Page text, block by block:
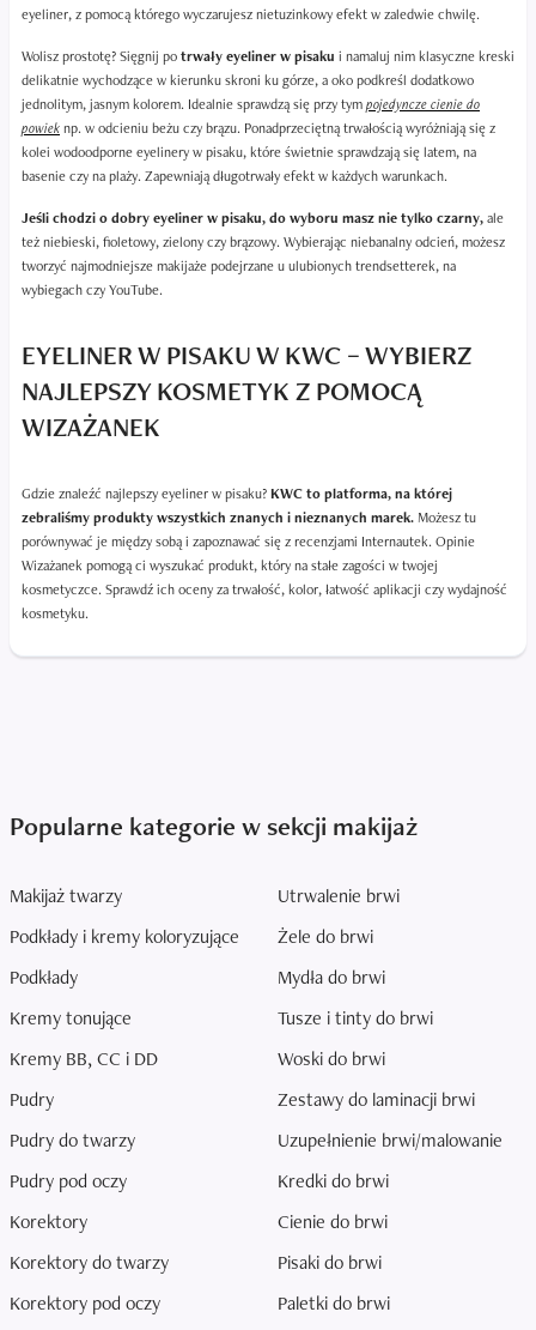
eyeliner, z pomocą którego wyczarujesz nietuzinkowy efekt w zaledwie chwilę.
Wolisz prostotę? Sięgnij potrwały eyeliner w pisaku i namaluj nim klasyczne kreski
delikatnie wychodzące w kierunku skroni ku górze, a oko podkreśl dodatkowo
jednolitym, jasnym kolorem. Idealnie sprawdzą się przy tympojedyncze cienie do
powieknp. w odcieniu beżu czy brązu. Ponadprzeciętną trwałością wyróżniają się z
kolei wodoodporne eyelinery w pisaku, które świetnie sprawdzają się latem, na
basenie czy na plaży. Zapewniają długotrwały efekt w każdych warunkach.
Jeśli chodzi o dobry eyeliner w pisaku, do wyboru masz nie tylko czarny,ale
też niebieski, fioletowy, zielony czy brązowy. Wybierając niebanalny odcień, możesz
tworzyć najmodniejsze makijaże podejrzane u ulubionych trendsetterek, na
wybiegach czy YouTube.
EYELINER W PISAKU W KWC – WYBIERZ
NAJLEPSZY KOSMETYK Z POMOCĄ
WIZAŻANEK
Gdzie znaleźć najlepszy eyeliner w pisaku?KWC to platforma, na której
zebraliśmy produkty wszystkich znanych i nieznanych marek.Możesz tu
porównywać je między sobą i zapoznawać się z recenzjami Internautek. Opinie
Wizażanek pomogą ci wyszukać produkt, który na stałe zagości w twojej
kosmetyczce. Sprawdź ich oceny za trwałość, kolor, łatwość aplikacji czy wydajność
kosmetyku.
Popularne kategorie w sekcji makijaż
Makijaż twarzy
Podkłady i kremy koloryzujące
Podkłady
Kremy tonujące
Kremy BB, CC i DD
Pudry
Pudry do twarzy
Pudry pod oczy
Korektory
Korektory do twarzy
Korektory pod oczy
Utrwalenie brwi
Żele do brwi
Mydła do brwi
Tusze i tinty do brwi
Woski do brwi
Zestawy do laminacji brwi
Uzupełnienie brwi/malowanie
Kredki do brwi
Cienie do brwi
Pisaki do brwi
Paletki do brwi